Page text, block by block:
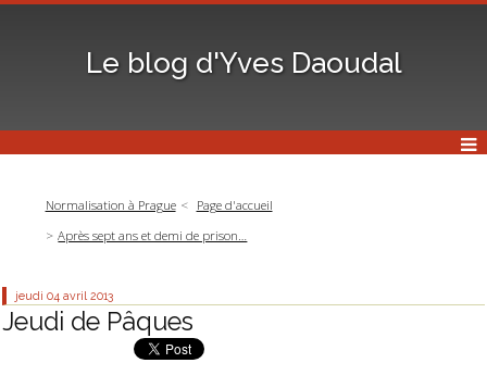
Le blog d'Yves Daoudal
Normalisation à Prague
Page d'accueil
Après sept ans et demi de prison…
jeudi 04 avril 2013
Jeudi de Pâques